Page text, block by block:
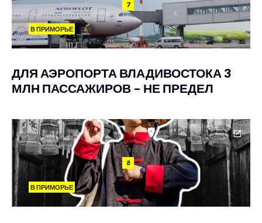
7
В ПРИМОРЬЕ
ДЛЯ АЭРОПОРТА ВЛАДИВОСТОКА 3
МЛН ПАССАЖИРОВ – НЕ ПРЕДЕЛ
8
В ПРИМОРЬЕ